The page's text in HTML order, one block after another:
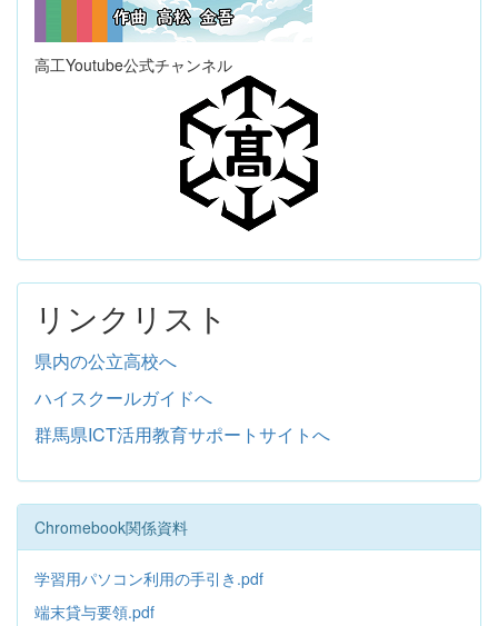
高工Youtube公式チャンネル
リンクリスト
県内の公立高校へ
ハイスクールガイドへ
群馬県ICT活用教育サポートサイトへ
Chromebook関係資料
学習用パソコン利用の手引き.pdf
端末貸与要領.pdf